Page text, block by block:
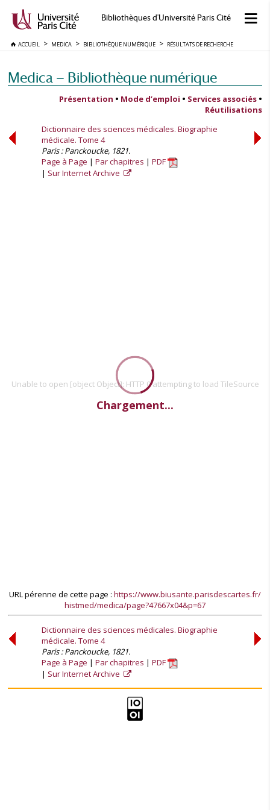
Bibliothèques d'Université Paris Cité
ACCUEIL MEDICA BIBLIOTHÈQUE NUMÉRIQUE RÉSULTATS DE RECHERCHE
Medica — Bibliothèque numérique
Présentation • Mode d’emploi • Services associés •
Réutilisations
Dictionnaire des sciences médicales. Biographie
médicale. Tome 4
Paris : Panckoucke, 1821.
Page à Page
Par chapitres
PDF
Sur Internet Archive
Unable to open [object Object]: HTTP 0 attempting to load TileSource
Chargement...
URL pérenne de cette page : https://www.biusante.parisdescartes.fr/
histmed/medica/page?47667x04&p=67
Dictionnaire des sciences médicales. Biographie
médicale. Tome 4
Paris : Panckoucke, 1821.
Page à Page
Par chapitres
PDF
Sur Internet Archive